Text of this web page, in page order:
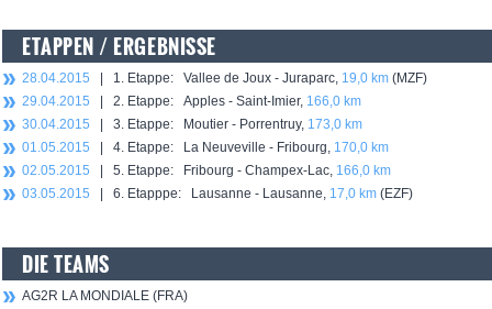
ETAPPEN / ERGEBNISSE
28.04.2015 | 1. Etappe: Vallee de Joux - Juraparc, 19,0 km (MZF)
29.04.2015 | 2. Etappe: Apples - Saint-Imier, 166,0 km
30.04.2015 | 3. Etappe: Moutier - Porrentruy, 173,0 km
01.05.2015 | 4. Etappe: La Neuveville - Fribourg, 170,0 km
02.05.2015 | 5. Etappe: Fribourg - Champex-Lac, 166,0 km
03.05.2015 | 6. Etapppe: Lausanne - Lausanne, 17,0 km (EZF)
DIE TEAMS
AG2R LA MONDIALE (FRA)